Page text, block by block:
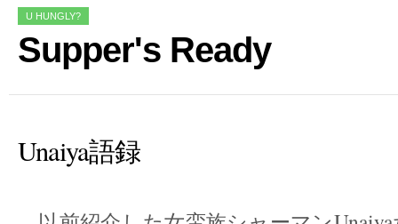
U HUNGLY?
Supper's Ready
Unaiya語録